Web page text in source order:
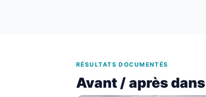
RÉSULTATS DOCUMENTÉS
Avant / après